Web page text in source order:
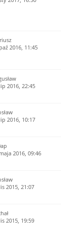
2016, 11:45
2016, 22:45
2016, 10:17
2016, 09:46
2015, 21:07
2015, 19:59